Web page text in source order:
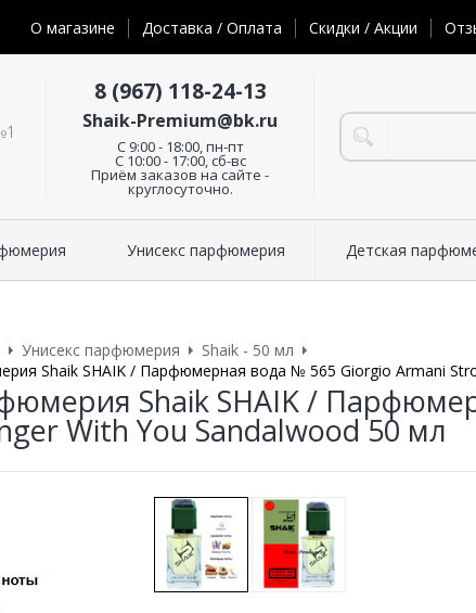
О магазине Доставка / Оплата Скидки / Акции
8 (967) 118-24-13
Shaik-Premium@bk.ru
C 9:00 - 18:00, пн-пт
С 10:00 - 17:00, сб-вс
Приём заказов на сайте -
круглосуточно.
Унисекс парфюмерия Детская
Унисекс парфюмерия
Shaik - 50 мл
Shaik SHAIK / Парфюмерная вода № 565 Giorgio Armani
Shaik SHAIK /
With You Sandalwood 50 мл